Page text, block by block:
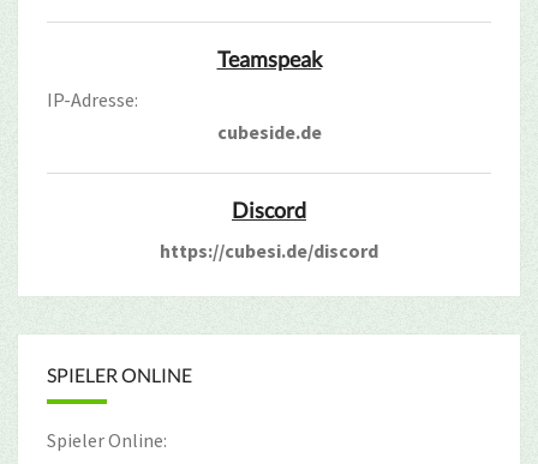
Teamspeak
IP-Adresse:
cubeside.de
Discord
https://cubesi.de/discord
SPIELER ONLINE
Spieler Online: